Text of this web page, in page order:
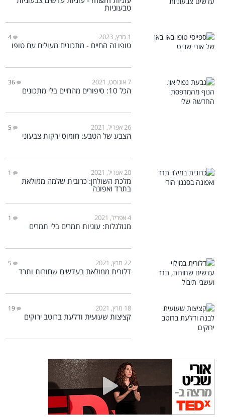
טבעוניות
1 מרץ, 2023 4
טופו זה החיים - מתכונים מעולים עם טופו
7 אוגוסט, 2021 36
הכל 10: סיפורים מהחיים בלי מתכונים
26 אפריל, 2021 5
הצבע של הטבע: חומוס ירקות צבעוני
20 אפריל, 2021 1
מלכת השולחן: כרובית שלמה ממולאת
בתרד ואפונה
4 אפריל, 2021 1
מגולגלות: עוגיות תמרים בלי תמרים
22 מרץ, 2021 5
דלורית ממולאת בעדשים שחורות ותרד
18 מרץ, 2021 19
קציצות שעועית ודלעת ברוטב ירוקים